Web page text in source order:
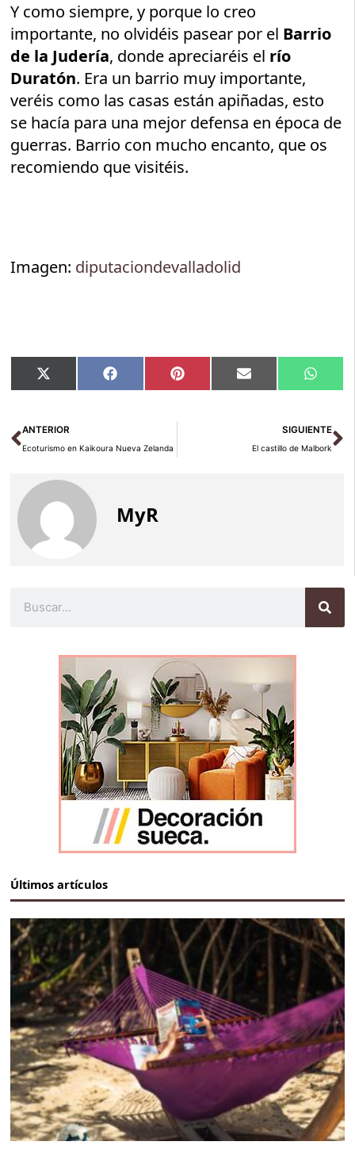
Y como siempre, y porque lo creo
importante, no olvidéis pasear por el Barrio
de la Judería, donde apreciaréis el río
Duratón. Era un barrio muy importante,
veréis como las casas están apiñadas, esto
se hacía para una mejor defensa en época de
guerras. Barrio con mucho encanto, que os
recomiendo que visitéis.
Imagen: diputaciondevalladolid
Compartir
en
X
(Twitter)
Compartir
en
Facebook Compartir
en
Pinterest Compartir
en
Email
en
Ant
ANTERIOR
Ecoturismo en Kaikoura Nueva Zelanda
SIGUIENTE
El castillo de Malbork
MyR
Últimos artículos